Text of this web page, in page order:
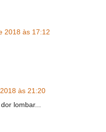
2018 às 17:12
às 21:20
lombar...